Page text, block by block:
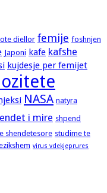
diellor femije foshnjen
Japoni kafe kafshe
kujdesje per femijet
NASA natyra
i mire shpend
shendetesore studime te
virus vdekjeprures